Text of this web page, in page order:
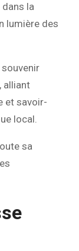
la
lumière des
alliant
et savoir-
local.
sa